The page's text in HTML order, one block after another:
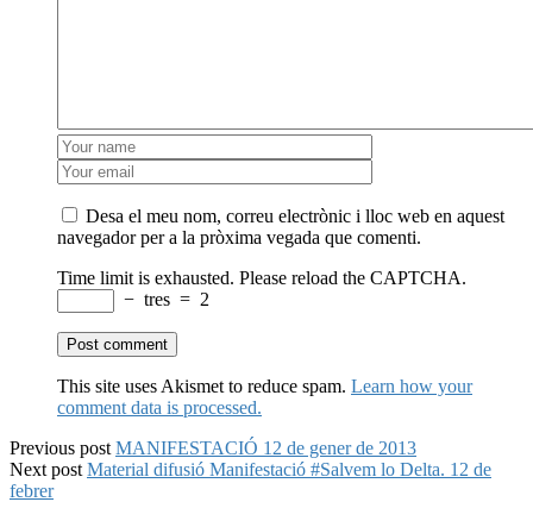
Desa el meu nom, correu electrònic i lloc web en aquest
navegador per a la pròxima vegada que comenti.
Time limit is exhausted. Please reload the CAPTCHA.
− tres = 2
This site uses Akismet to reduce spam. Learn how your
comment data is processed.
Previous post MANIFESTACIÓ 12 de gener de 2013
Next post Material difusió Manifestació #Salvem lo Delta. 12 de
febrer